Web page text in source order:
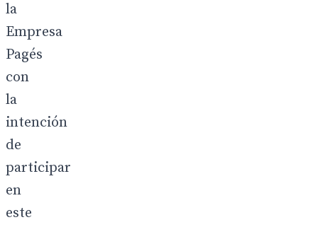
la
Empresa
Pagés
con
la
intención
de
participar
en
este